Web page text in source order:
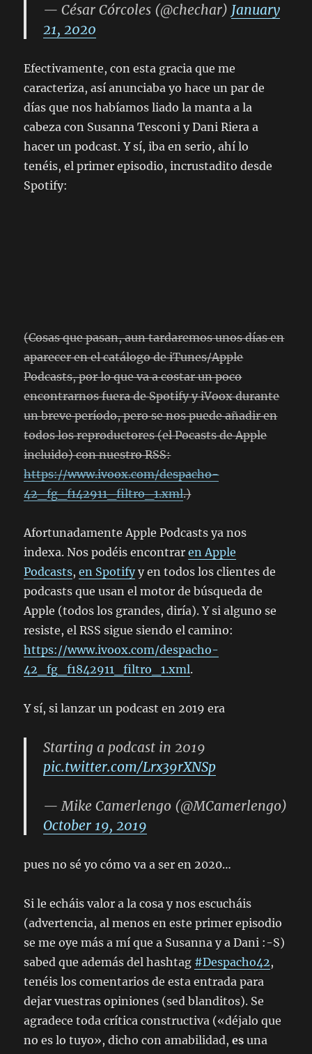
— César Córcoles (@chechar) January
21, 2020
Efectivamente, con esta gracia que me
caracteriza, así anunciaba yo hace un par de
días que nos habíamos liado la manta a la
cabeza con Susanna Tesconi y Dani Riera a
hacer un podcast. Y sí, iba en serio, ahí lo
tenéis, el primer episodio, incrustadito desde
Spotify:
(Cosas que pasan, aun tardaremos unos días en
aparecer en el catálogo de iTunes/Apple
Podcasts, por lo que va a costar un poco
encontrarnos fuera de Spotify y iVoox durante
un breve período, pero se nos puede añadir en
todos los reproductores (el Pocasts de Apple
incluido) con nuestro RSS:
https://www.ivoox.com/despacho-
42_fg_f142911_filtro_1.xml.)
Afortunadamente Apple Podcasts ya nos
indexa. Nos podéis encontraren Apple
Podcasts,en Spotifyy en todos los clientes de
podcasts que usan el motor de búsqueda de
Apple (todos los grandes, diría). Y si alguno se
resiste, el RSS sigue siendo el camino:
https://www.ivoox.com/despacho-
42_fg_f1842911_filtro_1.xml.
Y sí, si lanzar un podcast en 2019 era
Starting a podcast in 2019
pic.twitter.com/Lrx39rXNSp
— Mike Camerlengo (@MCamerlengo)
October 19, 2019
pues no sé yo cómo va a ser en 2020…
Si le echáis valor a la cosa y nos escucháis
(advertencia, al menos en este primer episodio
se me oye más a mí que a Susanna y a Dani :-S)
sabed que además del hashtag #Despacho42,
tenéis los comentarios de esta entrada para
dejar vuestras opiniones (sed blanditos). Se
agradece toda crítica constructiva («déjalo que
no es lo tuyo», dicho con amabilidad,es una